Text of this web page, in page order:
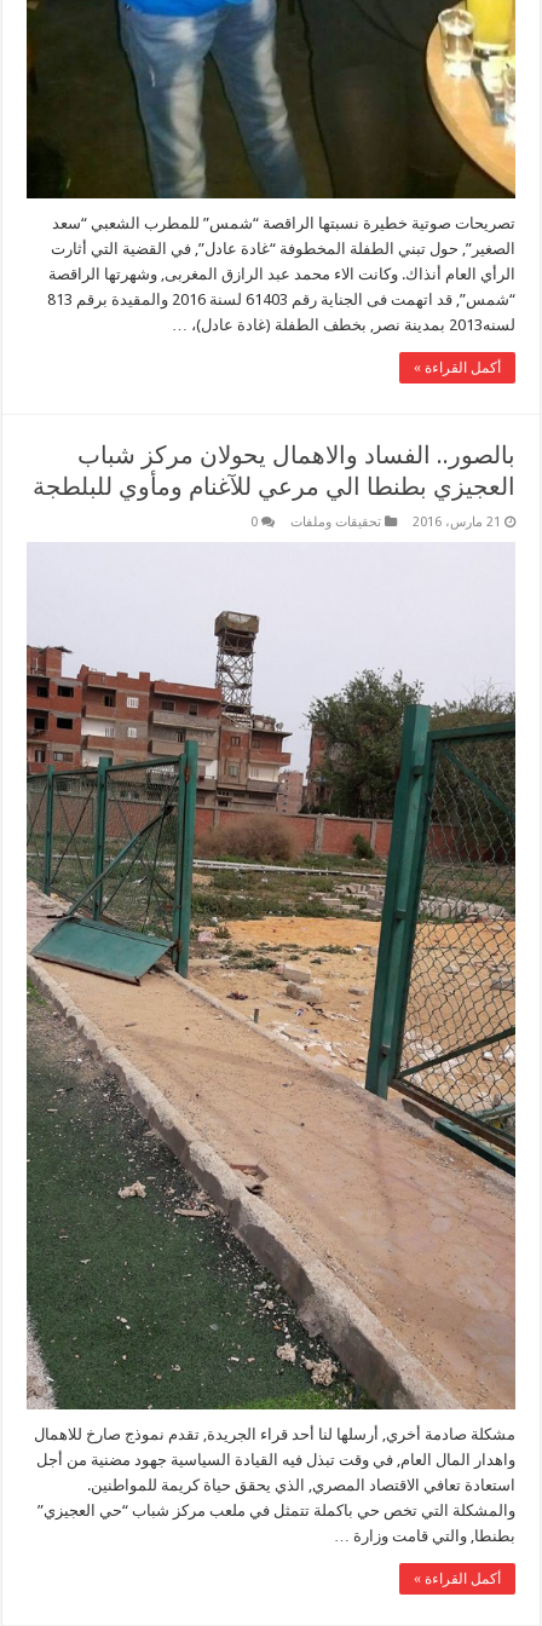
تصريحات صوتية خطيرة نسبتها الراقصة “شمس” للمطرب الشعبي “سعد
الصغير”, حول تبني الطفلة المخطوفة “غادة عادل”, في القضية التي أثارت
الرأي العام أنذاك. وكانت الاء محمد عبد الرازق المغربى, وشهرتها الراقصة
“شمس”, قد اتهمت فى الجناية رقم 61403 لسنة 2016 والمقيدة برقم 813
لسنه2013 بمدينة نصر, بخطف الطفلة (غادة عادل)، …
أكمل القراءة »
بالصور.. الفساد والاهمال يحولان مركز شباب
العجيزي بطنطا الي مرعي للآغنام ومأوي للبلطجة
21 مارس، 2016 تحقيقات وملفات 0
مشكلة صادمة أخري, أرسلها لنا أحد قراء الجريدة, تقدم نموذج صارخ للاهمال
واهدار المال العام, في وقت تبذل فيه القيادة السياسية جهود مضنية من أجل
استعادة تعافي الاقتصاد المصري, الذي يحقق حياة كريمة للمواطنين.
والمشكلة التي تخص حي باكملة تتمثل في ملعب مركز شباب “حي العجيزي”
بطنطا, والتي قامت وزارة …
أكمل القراءة »